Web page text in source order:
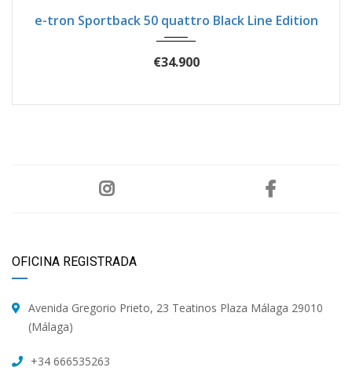
e-tron Sportback 50 quattro Black Line Edition
€34.900
OFICINA REGISTRADA
Avenida Gregorio Prieto, 23 Teatinos Plaza Málaga 29010
(Málaga)
+34 666535263